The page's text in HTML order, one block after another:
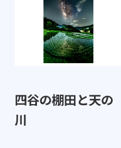
四谷の棚田と天の
川